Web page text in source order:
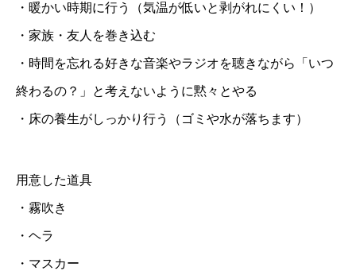
・暖かい時期に行う（気温が低いと剥がれにくい！）
・家族・友人を巻き込む
・時間を忘れる好きな音楽やラジオを聴きながら「いつ
終わるの？」と考えないように黙々とやる
・床の養生がしっかり行う（ゴミや水が落ちます）
用意した道具
・霧吹き
・ヘラ
・マスカー